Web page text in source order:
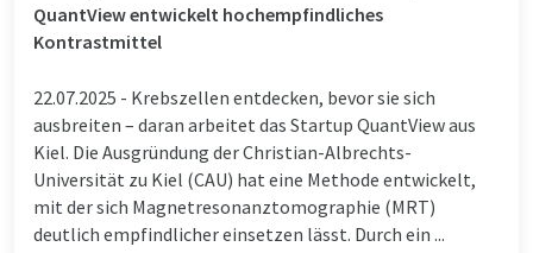
QuantView entwickelt hochempfindliches
Kontrastmittel
22.07.2025 - Krebszellen entdecken, bevor sie sich
ausbreiten – daran arbeitet das Startup QuantView aus
Kiel. Die Ausgründung der Christian-Albrechts-
Universität zu Kiel (CAU) hat eine Methode entwickelt,
mit der sich Magnetresonanztomographie (MRT)
deutlich empfindlicher einsetzen lässt. Durch ein ...